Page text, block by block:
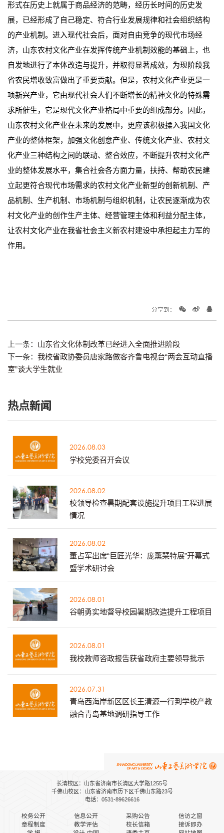
形式在历史上就属于商品经济的范畴，经历长时间的历史发
展，已经形成了自己稳定、符合行业发展规律和社会组织结构
的产业机制。进入现代社会后，面对自由竞争的现代市场经
济，山东农村文化产业在发挥传统产业机制效能的基础上，也
自发地进行了本体改造与提升，并取得显著成效，为现阶段我
省农民增收致富做出了重要贡献。但是，农村文化产业更是一
项新兴产业，它由现代社会人们不断增长的精神文化的特殊需
求所催生，它是现代文化产业格局中重要的组成部分。因此，
山东农村文化产业在未来的发展中，更应该积极揉入我国文化
产业的整体框架，加强文化创意产业、传统文化产业、农村文
化产业三种结构之间的联动、整合效应，不断提升农村文化产
业的整体发展水平，集合社会各方面力量，扶持、帮助农民建
立起更符合现代市场需求的农村文化产业新型的创新机制、产
品机制、生产机制、市场机制与组织机制，让农民逐渐成为农
村文化产业的创作生产主体、经营管理主体和利益分配主体，
让农村文化产业在我省社会主义新农村建设中承担起主力军的
作用。
分享到：
上一条： 山东省文化体制改革已经进入全面推进阶段
下一条： 我校省政协委员唐家路做客齐鲁电视台“两会互动直播
室”谈大学生就业
热点新闻
2026.08.03
学校党委召开会议
2026.08.02
校领导检查暑期配套设施提升项目工程进展
情况
2026.08.02
董占军出席“巨匠光华：庞薰琹特展”开幕式
暨学术研讨会
2026.08.01
谷朝勇实地督导校园暑期改造提升工程项目
2026.08.01
我校教师咨政报告获省政府主要领导批示
2026.07.31
青岛西海岸新区区长王清源一行到学校产教
融合青岛基地调研指导工作
长清校区：山东省济南市长清区大学路1255号
千佛山校区：山东省济南市历下区千佛山东路23号
电话：0531-89626616
校务公开 信息公开 采购公告
信访之窗
章程制度
教学评估 校长信箱
接诉即办